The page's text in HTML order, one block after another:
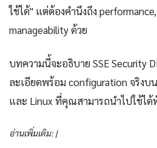
ใช้ได้" แต่ต้องคำนึงถึง
manageability ด้วย
บทความนี้จะอธิบาย SSE Security
ละเอียดพร้อม configuration จริงบ
และ Linux ที่คุณสามารถนำไปใช้ไ
อ่านเพิ่มเติม: |